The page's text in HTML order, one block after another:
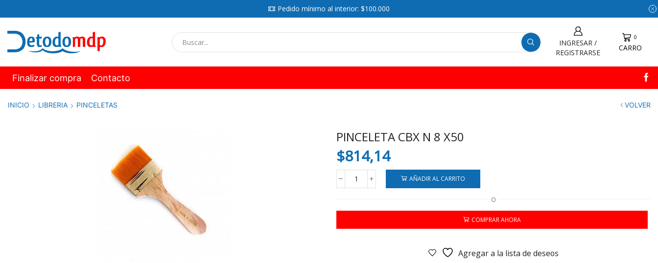
Pedido mínimo al interior: $100.000
INGRESAR /
REGISTRARSE
0
CARRO
Finalizar compra Contacto
INICIO LIBRERIA PINCELETAS VOLVER
PINCELETA CBX N 8 X50
$814,14
PINCELETA
8
cantidad
AÑADIR AL CARRITO
O
COMPRAR AHORA
Agregar a la lista de deseos